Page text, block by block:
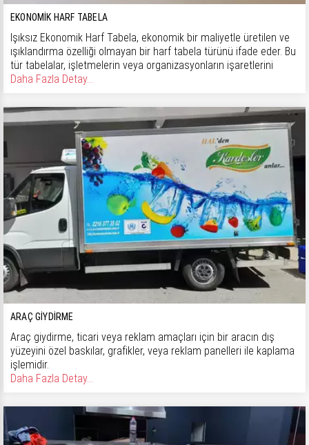
EKONOMIK HARF TABELA
Işıksız Ekonomik Harf Tabela, ekonomik bir maliyetle üretilen ve
ışıklandırma özelliği olmayan bir harf tabela türünü ifade eder. Bu
tür tabelalar, işletmelerin veya organizasyonların işaretlerini
Daha Fazla Detay...
ARAÇ GIYDIRME
Araç giydirme, ticari veya reklam amaçları için bir aracın dış
yüzeyini özel baskılar, grafikler, veya reklam panelleri ile kaplama
işlemidir.
Daha Fazla Detay...